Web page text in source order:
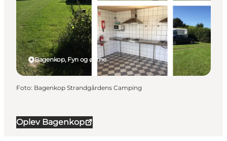
Oplev Bagenkop
Bagenkop, Fyn og øerne
Foto: Bagenkop Strandgårdens Camping